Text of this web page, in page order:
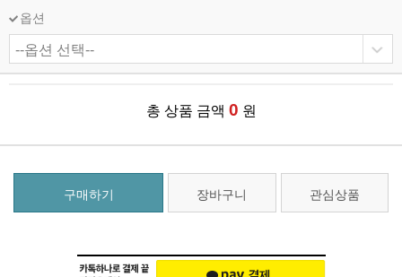
옵션
총 상품 금액 0 원
구매하기 장바구니 관심상품